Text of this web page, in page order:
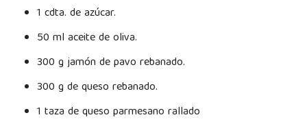
1 cdta. de azúcar.
50 ml aceite de oliva.
300 g jamón de pavo rebanado.
300 g de queso rebanado.
1 taza de queso parmesano rallado